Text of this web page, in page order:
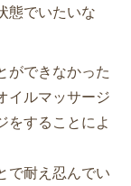
態でいたいな
ができなかった
イルマッサージ
をすることによ
で耐え忍んでい